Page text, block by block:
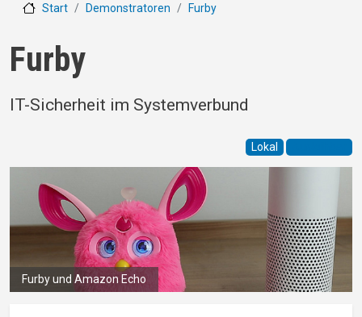
Start Demonstratoren Furby
Furby
IT-Sicherheit im Systemverbund
Lokal
Furby und Amazon Echo